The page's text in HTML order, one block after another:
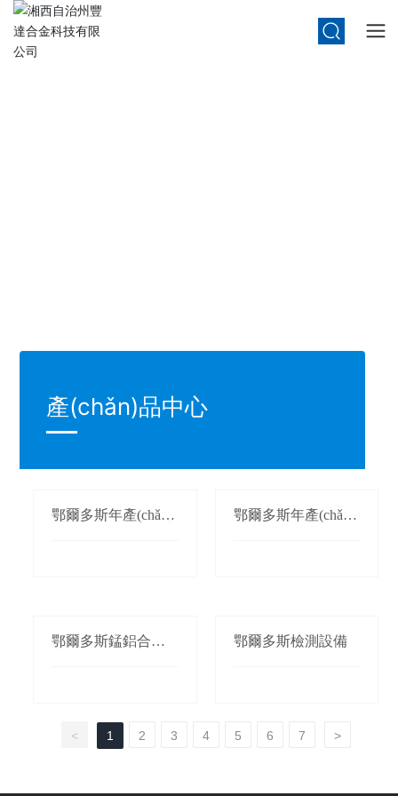
產(chǎn)品中心
鄂爾多斯年產(chǎn)
鄂爾多斯年產(chǎn)
鄂爾多斯錳鋁合金
鄂爾多斯檢測設備
< 1 2 3 4 5 6 7 >